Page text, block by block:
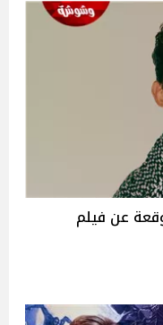
عن فيلم